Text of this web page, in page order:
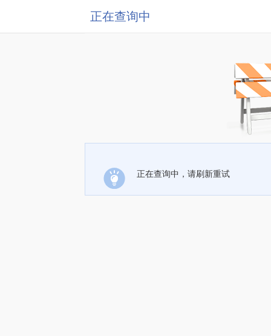
正在查询中
正在查询中，请刷新重试